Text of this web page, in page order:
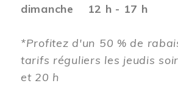
dimanche 12 h - 17 h
*Profitez d'un 50 % de
tarifs réguliers les jeudis
et 20 h